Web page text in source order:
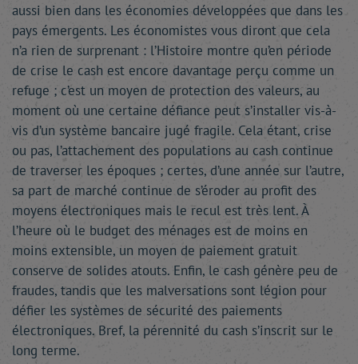
aussi bien dans les économies développées que dans les
pays émergents. Les économistes vous diront que cela
n’a rien de surprenant : l’Histoire montre qu’en période
de crise le cash est encore davantage perçu comme un
refuge ; c’est un moyen de protection des valeurs, au
moment où une certaine défiance peut s’installer vis-à-
vis d’un système bancaire jugé fragile. Cela étant, crise
ou pas, l’attachement des populations au cash continue
de traverser les époques ; certes, d’une année sur l’autre,
sa part de marché continue de s’éroder au profit des
moyens électroniques mais le recul est très lent. À
l’heure où le budget des ménages est de moins en
moins extensible, un moyen de paiement gratuit
conserve de solides atouts. Enfin, le cash génère peu de
fraudes, tandis que les malversations sont légion pour
défier les systèmes de sécurité des paiements
électroniques. Bref, la pérennité du cash s’inscrit sur le
long terme.